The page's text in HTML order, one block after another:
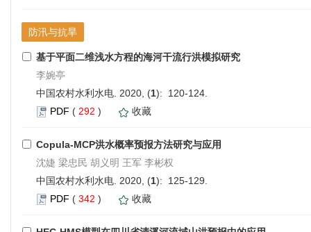
防汛与抗旱
基于平面二维浅水方程的海河干流行洪模拟研究
李婉亭
中国农村水利水电. 2020, (1): 120-124.
PDF ( 292 ) 收藏
Copula-MCP洪水概率预报方法研究与应用
沈婕 梁忠民 胡义明 王军 李彬权
中国农村水利水电. 2020, (1): 125-129.
PDF ( 342 ) 收藏